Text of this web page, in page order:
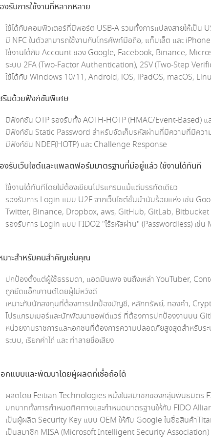
งรับการใช้งานที่หลากหลาย
ใช้ได้กับคอมพิวเตอร์ที่มีพอร์ต USB-A รวมทั้งการแปลงสายให้เป็น
มี NFC ในตัวสามารถใช้งานกับโทรศัพท์มือถือ, แท็บเล็ต และ
ใช้งานได้กับ Account ของ Google, Facebook, Binance,
ระบบ 2FA (Two-Factor Authentication), 2SV (Two-Step
ใช้ได้กับ Windows 10/11, Android, iOS, iPadOS, macOS,
ริมด้วยฟังก์ชันพิเศษ
มีฟังก์ชัน OTP รองรับทั้ง AOTH-HOTP (HMAC/Event-Based) แ
มีฟังก์ชัน Static Password สำหรับจัดเก็บรหัสผ่านที่มีความที่มีคว
มีฟังก์ชัน NDEF(HOTP) และ Challenge Response
งรับเว็บไซต์และแพลตฟอร์มมาตรฐานที่มีอยู่แล้ว ใช้งานได้ทันที
ใช้งานได้ทันทีโดยไม่ต้องเขียนโปรแกรมแม้แต่บรรทัดเดียว
รองรับการ Login แบบ U2F จากเว็บไซต์ชั้นนำนับร้อยแห่ง เช่น
Twitter, Binance, Dropbox, aws, GitHub, GitLab, Bitbucket
รองรับการ Login แบบ FIDO2 "ไร้รหัสผ่าน" (Passwordless) เช่
มาะสำหรับคนสำคัญเช่นคุณ
ปกป้องตั้งแต่ผู้ใช้ธรรมดา, แอดมินเพจ จนถึงเหล่า YouTuber,
ถูกยึดแอ็กเคานต์โดยผู้ไม่หวังดี
เหมาะกับนักลงทุนที่ต้องการปกป้องบัญชี, หลักทรัพย์, ทองคำ,
โปรแกรมเมอร์และนักพัฒนาซอฟต์แวร์ ที่ต้องการปกป้องงานบน
หน่วยงานราชการและเอกชนที่ต้องการความปลอดภัยสูงสุดสำหรับร
ระบบ, เรียกค่าไถ่ และ ทำลายชื่อเสียง
กแบบและพัฒนาโดยผู้ผลิตที่เชื่อถือได้
ผลิตโดย Feitian Technologies หนึ่งในสมาชิกของกลุ่มพันธมิตร
บทบาททั้งการกำหนดทิศทางและกำหนดมาตรฐานให้กับ FIDO
เป็นผู้ผลิต Security Key แบบ OEM ให้กับ Google ในชื่อสินค้า
เป็นสมาชิก MISA (Microsoft Intelligent Security